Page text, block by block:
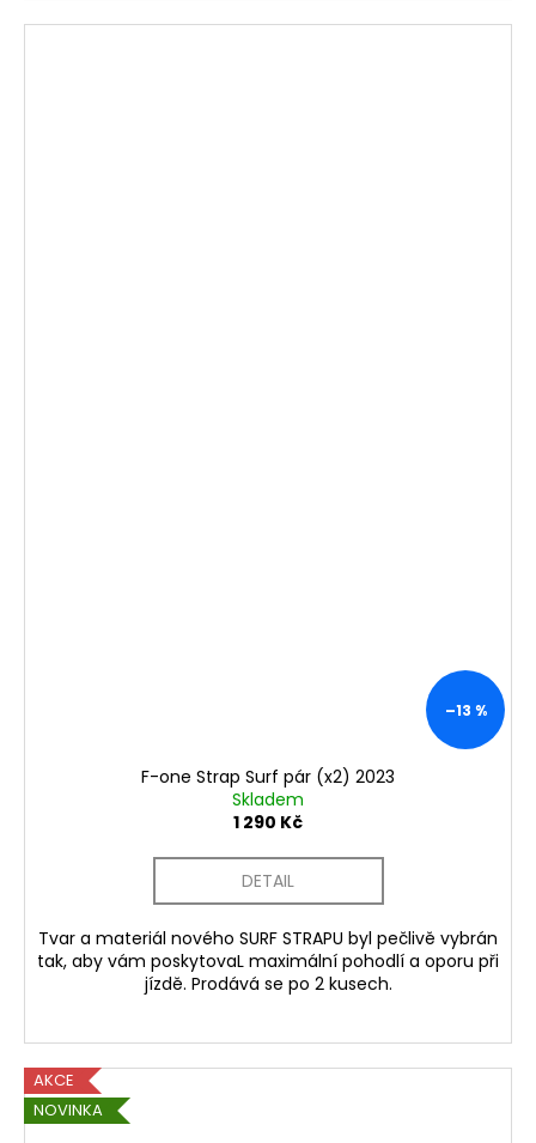
–13 %
F-one Strap Surf pár (x2) 2023
Skladem
1 290 Kč
DETAIL
Tvar a materiál nového SURF STRAPU byl pečlivě vybrán
tak, aby vám poskytovaL maximální pohodlí a oporu při
jízdě. Prodává se po 2 kusech.
AKCE
NOVINKA